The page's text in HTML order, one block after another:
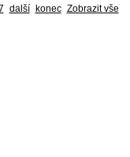
další konec Zobrazit vše